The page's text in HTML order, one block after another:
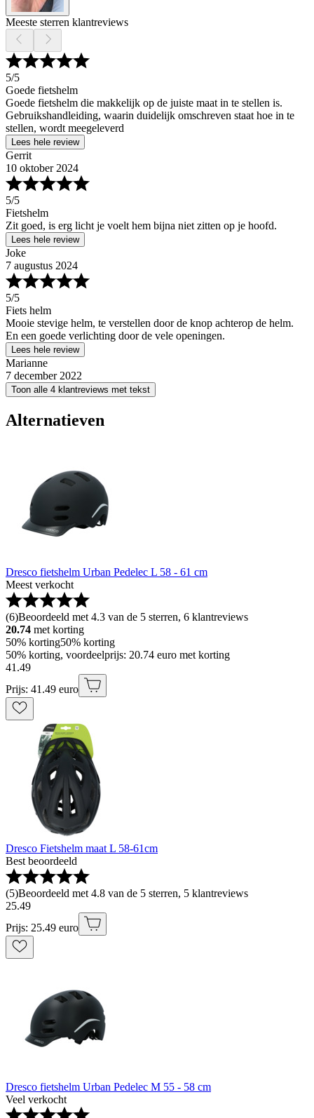
Meeste sterren klantreviews
5/5
Goede fietshelm
Goede fietshelm die makkelijk op de juiste maat in te stellen is.
Gebruikshandleiding, waarin duidelijk omschreven staat hoe in te
stellen, wordt meegeleverd
Lees hele review
Gerrit
10 oktober 2024
5/5
Fietshelm
Zit goed, is erg licht je voelt hem bijna niet zitten op je hoofd.
Lees hele review
Joke
7 augustus 2024
5/5
Fiets helm
Mooie stevige helm, te verstellen door de knop achterop de helm.
En een goede verlichting door de vele openingen.
Lees hele review
Marianne
7 december 2022
Toon alle 4 klantreviews met tekst
Alternatieven
Dresco fietshelm Urban Pedelec L 58 - 61 cm
Meest verkocht
(6)Beoordeeld met 4.3 van de 5 sterren, 6 klantreviews
20.74 met korting
50% korting50% korting
50% korting, voordeelprijs: 20.74 euro met korting
41 .49
Prijs: 41.49 euro
Dresco Fietshelm maat L 58-61cm
Best beoordeeld
(5)Beoordeeld met 4.8 van de 5 sterren, 5 klantreviews
25.49
Prijs: 25.49 euro
Dresco fietshelm Urban Pedelec M 55 - 58 cm
Veel verkocht